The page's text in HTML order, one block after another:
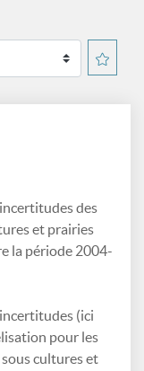
des
et prairies
la période 2004-
(ici
pour les
cultures et